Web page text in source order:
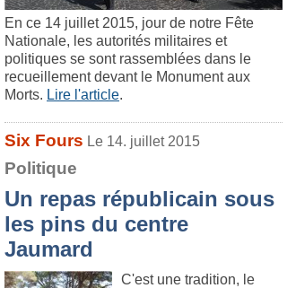
En ce 14 juillet 2015, jour de notre Fête
Nationale, les autorités militaires et
politiques se sont rassemblées dans le
recueillement devant le Monument aux
Morts. Lire l'article.
Six Fours Le 14. juillet 2015
Politique
Un repas républicain sous
les pins du centre
Jaumard
C'est une tradition, le